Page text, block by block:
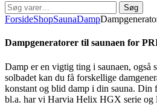
Søg
efter:
Søg
ForsideShopSaunaDamp
Dampgeneratorer til saunaen for
Damp er en vigtig ting i saunaen, også
solbadet kan du få forskellige
konstant og blid damp i din sauna. Din
bl.a. har vi Harvia Helix HGX serie og